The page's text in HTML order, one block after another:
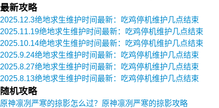
最新攻略
2025.12.3绝地求生维护时间最新：吃鸡停机维护几点结束
2025.11.19绝地求生维护时间最新：吃鸡停机维护几点结束
2025.10.14绝地求生维护时间最新：吃鸡停机维护几点结束
2025.9.24绝地求生维护时间最新：吃鸡停机维护几点结束
2025.8.27绝地求生维护时间最新：吃鸡停机维护几点结束
2025.8.13绝地求生维护时间最新：吃鸡停机维护几点结束
随机攻略
原神凛冽严寒的掠影怎么过？原神凛冽严寒的掠影攻略